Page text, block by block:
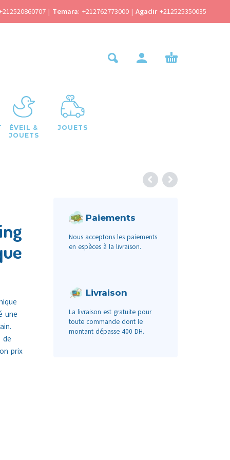
| Temara: +212762773000 | Agadir +212525350035
ÉVEIL &
JOUETS
JOUETS
une
de
prix
Paiements
Nous acceptons les paiements
en espèces à la livraison.
Livraison
La livraison est gratuite pour
toute commande dont le
montant dépasse 400 DH.